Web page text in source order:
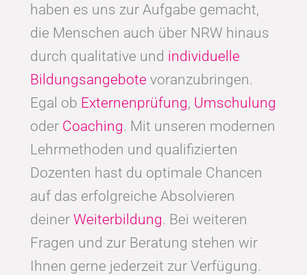
haben es uns zur Aufgabe gemacht,
die Menschen auch über NRW hinaus
durch qualitative und individuelle
Bildungsangebote voranzubringen.
Egal ob Externenprüfung, Umschulung
oder Coaching. Mit unseren modernen
Lehrmethoden und qualifizierten
Dozenten hast du optimale Chancen
auf das erfolgreiche Absolvieren
deiner Weiterbildung. Bei weiteren
Fragen und zur Beratung stehen wir
Ihnen gerne jederzeit zur Verfügung.